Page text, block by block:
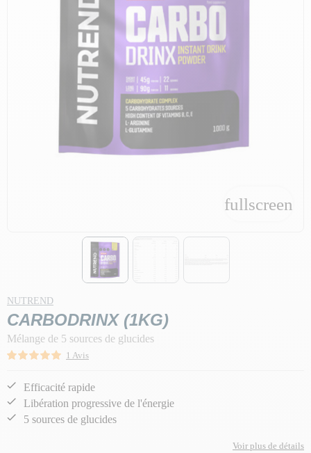
fullscreen
fullscreen
NUTREND
CARBODRINX (1KG)
Mélange de 5 sources de glucides
1 Avis
Efficacité rapide
Libération progressive de l'énergie
5 sources de glucides
Voir plus de détails